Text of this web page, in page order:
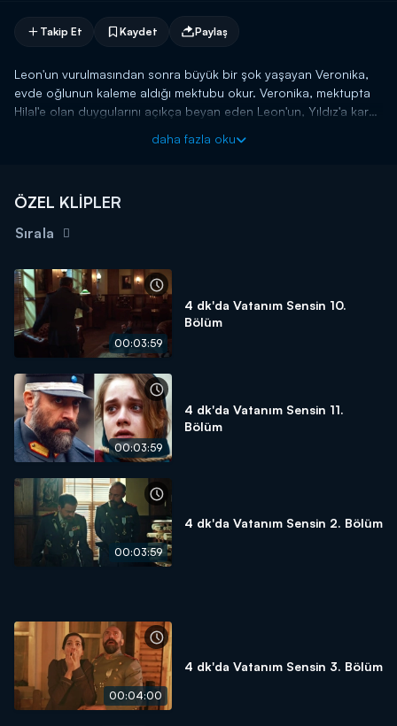
Takip Et Kaydet Paylaş
Leon'un vurulmasından sonra büyük bir şok yaşayan Veronika,
evde oğlunun kaleme aldığı mektubu okur. Veronika, mektupta
Hilal'e olan duygularını açıkça beyan eden Leon'un, Yıldız'a karşı
istemeyen Veronika, hastanede Leon'u ziyaret ettiği sırada
olan Yıldız ise Leon ile bir izdivaç kurabilme peşindedir.
daha fazla oku
ÖZEL KLİPLER
Sırala
00:03:59
4 dk'da Vatanım Sensin 10.
Bölüm
00:03:59
4 dk'da Vatanım Sensin 11.
Bölüm
00:03:59
4 dk'da Vatanım Sensin 2. Bölüm
00:04:00
4 dk'da Vatanım Sensin 3. Bölüm